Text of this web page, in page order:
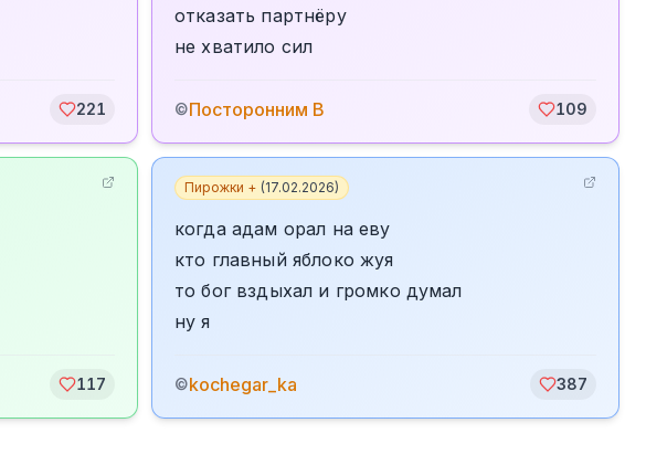
221
отказать партнёру
не хватило сил
©Посторонним В 109
117
Пирожки + (17.02.2026)
когда адам орал на еву
кто главный яблоко жуя
то бог вздыхал и громко думал
ну я
©kochegar_ka 387